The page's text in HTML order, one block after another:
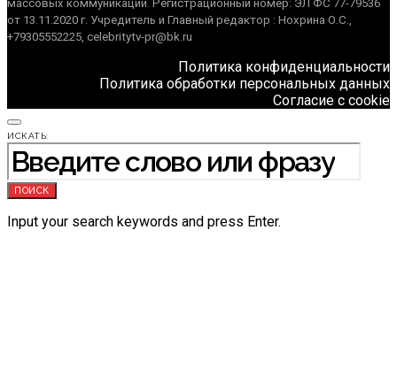
массовых коммуникаций. Регистрационный номер: ЭЛ ФС 77-79536
от 13.11.2020 г. Учредитель и Главный редактор : Нохрина О.С.,
+79305552225, celebritytv-pr@bk.ru
Политика конфиденциальности
Политика обработки персональных данных
Согласие с cookie
ИСКАТЬ:
ПОИСК
Input your search keywords and press Enter.